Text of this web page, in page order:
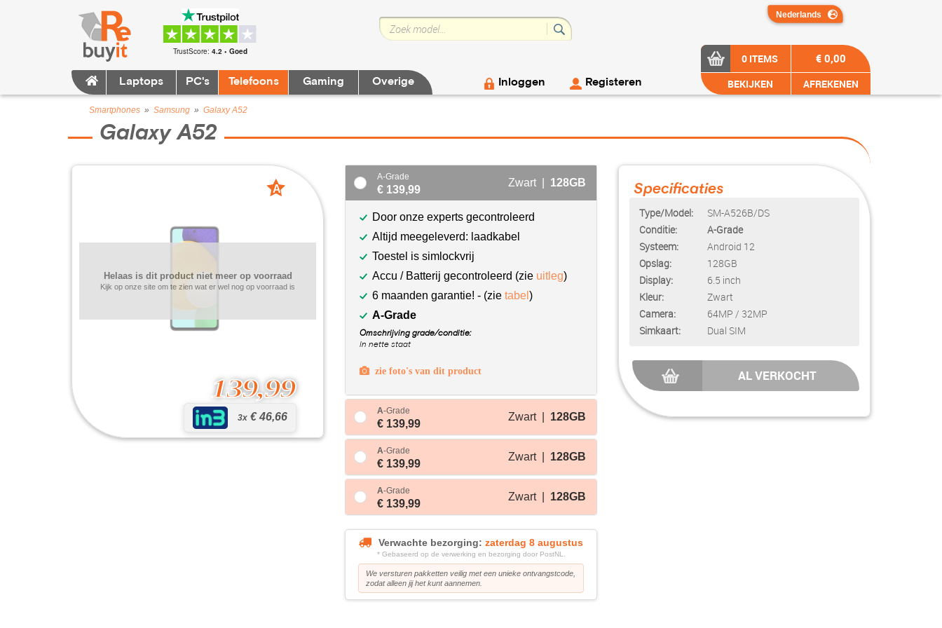
TrustScore: 4.2 • Goed
Laptops PC's Telefoons Gaming Overige Inloggen Registeren
0 ITEMS
BEKIJKEN
€ 0,00
AFREKENEN
Smartphones » Samsung » Galaxy A52
Galaxy A52
139,99
3x € 46,66
Helaas is dit product niet meer op voorraad
Kijk op onze site om te zien wat er wel nog op voorraad is
A
A-Grade
€ 139,99
Zwart | 128GB
Door onze experts gecontroleerd
Altijd meegeleverd: laadkabel
Toestel is simlockvrij
Accu / Batterij gecontroleerd (zie uitleg)
6 maanden garantie! - (zie tabel )
A-Grade
Omschrijving grade/conditie:
In nette staat
zie foto's van dit product
A-Grade
€ 139,99
Zwart | 128GB
A-Grade
€ 139,99
Zwart | 128GB
A-Grade
€ 139,99
Zwart | 128GB
Verwachte bezorging: zaterdag 8 augustus
* Gebaseerd op de verwerking en bezorging door PostNL.
We versturen pakketten veilig met een unieke ontvangstcode,
zodat alleen jij het kunt aannemen.
Specificaties
Type/Model:
Conditie:
Systeem:
Opslag:
Display:
Kleur:
Camera:
Simkaart:
SM-A526B/DS
A-Grade
Android 12
128GB
6.5 inch
Zwart
64MP / 32MP
Dual SIM
AL VERKOCHT